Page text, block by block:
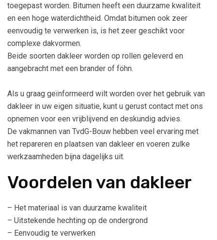
toegepast worden. Bitumen heeft een duurzame kwaliteit
en een hoge waterdichtheid. Omdat bitumen ook zeer
eenvoudig te verwerken is, is het zeer geschikt voor
complexe dakvormen.
Beide soorten dakleer worden op rollen geleverd en
aangebracht met een brander of föhn.
Als u graag geïnformeerd wilt worden over het gebruik van
dakleer in uw eigen situatie, kunt u gerust contact met ons
opnemen voor een vrijblijvend en deskundig advies.
De vakmannen van TvdG-Bouw hebben veel ervaring met
het repareren en plaatsen van dakleer en voeren zulke
werkzaamheden bijna dagelijks uit.
Voordelen van dakleer
– Het materiaal is van duurzame kwaliteit
– Uitstekende hechting op de ondergrond
– Eenvoudig te verwerken